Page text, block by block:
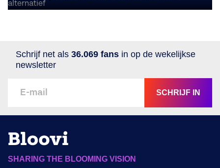
Schrijf net als 36.069 fans in op de wekelijkse
newsletter
SCHRIJF IN
SHARING THE BLOOMING VISION